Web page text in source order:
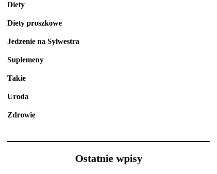
Diety
Diety proszkowe
Jedzenie na Sylwestra
Suplemeny
Takie
Uroda
Zdrowie
Ostatnie wpisy